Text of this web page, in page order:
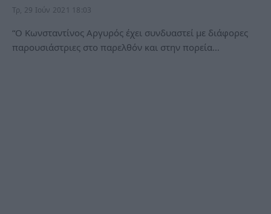
Τρ, 29 Ιούν 2021 18:03
“Ο Κωνσταντίνος Αργυρός έχει συνδυαστεί με διάφορες
παρουσιάστριες στο παρελθόν και στην πορεία…